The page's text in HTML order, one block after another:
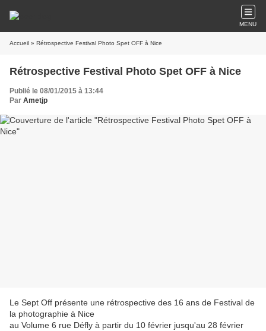
MENU
Accueil » Rétrospective Festival Photo Spet OFF à Nice
Rétrospective Festival Photo Spet OFF à Nice
Publié le 08/01/2015 à 13:44
Par Ametjp
Le Sept Off présente une rétrospective des 16 ans de Festival de
la photographie à Nice
au Volume 6 rue Défly à partir du 10 février jusqu'au 28 février